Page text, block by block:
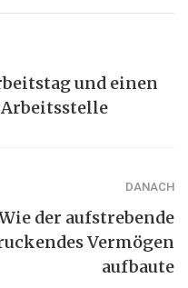
und einen
DANACH
der aufstrebende
Vermögen
aufbaute